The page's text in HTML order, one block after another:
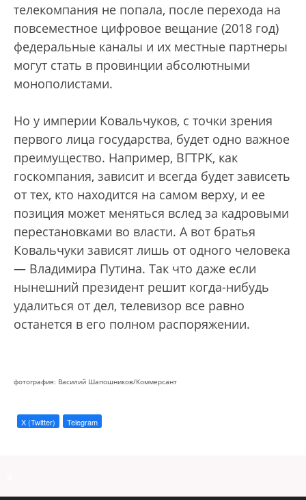
телекомпания не попала, после перехода на
повсеместное цифровое вещание (2018 год)
федеральные каналы и их местные партнеры
могут стать в провинции абсолютными
монополистами.
Но у империи Ковальчуков, с точки зрения
первого лица государства, будет одно важное
преимущество. Например, ВГТРК, как
госкомпания, зависит и всегда будет зависеть
от тех, кто находится на самом верху, и ее
позиция может меняться вслед за кадровыми
перестановками во власти. А вот братья
Ковальчуки зависят лишь от одного человека
— Владимира Путина. Так что даже если
нынешний президент решит когда-нибудь
удалиться от дел, телевизор все равно
останется в его полном распоряжении.
фотография: Василий Шапошников/Коммерсант
X (Twitter) Telegram